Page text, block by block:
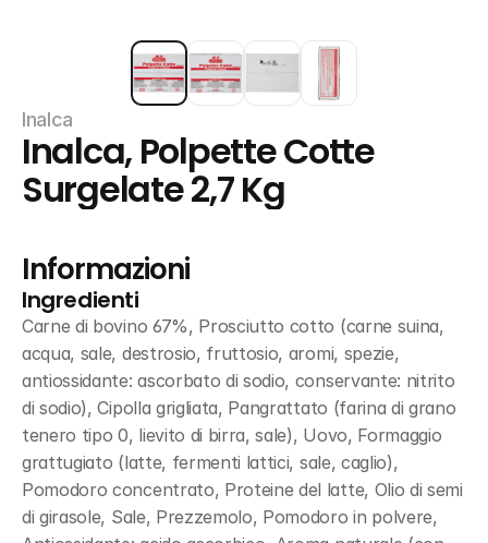
Inalca
Inalca, Polpette Cotte
Surgelate 2,7 Kg
Informazioni
Ingredienti
Carne di bovino 67%, Prosciutto cotto (carne suina,
acqua, sale, destrosio, fruttosio, aromi, spezie,
antiossidante: ascorbato di sodio, conservante: nitrito
di sodio), Cipolla grigliata, Pangrattato (farina di grano
tenero tipo 0, lievito di birra, sale), Uovo, Formaggio
grattugiato (latte, fermenti lattici, sale, caglio),
Pomodoro concentrato, Proteine del latte, Olio di semi
di girasole, Sale, Prezzemolo, Pomodoro in polvere,